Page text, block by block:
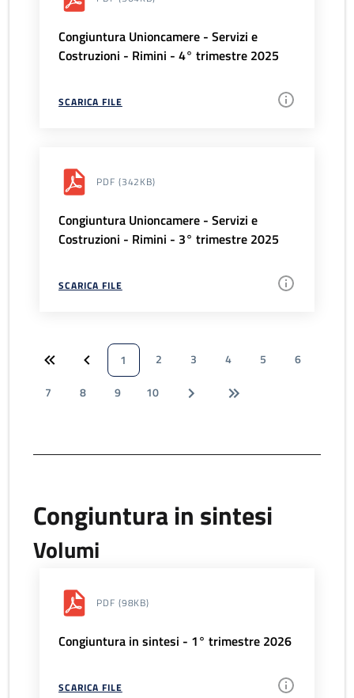
Congiuntura Unioncamere - Servizi e
Costruzioni - Rimini - 4° trimestre 2025
SCARICA FILE
PDF (342KB)
Congiuntura Unioncamere - Servizi e
Costruzioni - Rimini - 3° trimestre 2025
SCARICA FILE
1 2 3 4 5
6
7
8 9 10
Congiuntura in sintesi
Volumi
PDF (98KB)
Congiuntura in sintesi - 1° trimestre 2026
SCARICA FILE